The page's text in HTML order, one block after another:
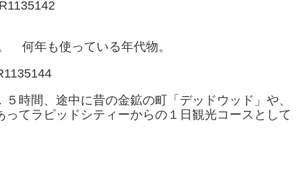
何年も使っている年代物。
時間、途中に昔の金鉱の町「デッドウッド」や、
てラピッドシティーからの１日観光コースとして